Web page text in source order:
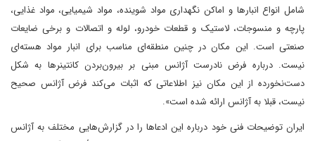
شامل انواع انبارها و اماکن نگهداری مواد شوینده، مواد شیمیایی، مواد غذایی،
پارچه و منسوجات، لاستیک و قطعات خودرو، لوله و اتصالات و برخی ضایعات
صنعتی است. این مکان در چنین منطقه‌ای مناسب برای انبار مواد هسته‌ای
نیست. درباره فرض نادرست آژانس مبنی بر بیرون‌بردن کانتینرها به شکل
دست‌نخورده از این مکان نیز اطلاعاتی که اثبات می‌کند فرض آژانس صحیح
نیست، قبلا به آژانس ارائه شده است».
ایران توضیحات فنی خود درباره این ادعاها را در گزارش‌هایی مختلف به آژانس